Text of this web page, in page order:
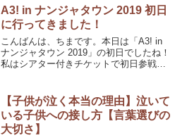
でも見に行けただけで良かったと思える
内容だったの...
A3! in ナンジャタウン 2019 初日
に行ってきました！
こんばんは、ちまです。本日は「A3! in
ナンジャタウン 2019」の初日でしたね！
私はシアター付きチケットで初日参戦し
ようになっております。今回は整理券
入...
【子供が泣く本当の理由】泣いて
いる子供への接し方【言葉選びの
大切さ】